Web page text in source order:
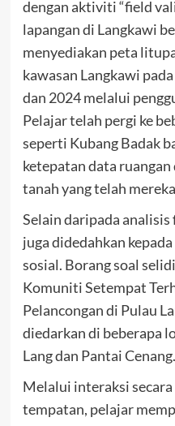
dengan aktiviti “field
lapangan di Langkawi
menyediakan peta
kawasan Langkawi
dan 2024 melalui
Pelajar telah pergi ke
seperti Kubang Badak
ketepatan data
tanah yang telah
Selain daripada
juga didedahkan
sosial. Borang soal
Komuniti Setempat
Pelancongan di Pulau
diedarkan di beberapa
Lang dan Pantai Cenang.
Melalui interaksi
tempatan, pelajar